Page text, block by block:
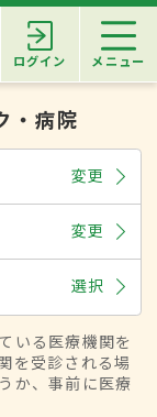
ログイン メニュー
・病院
変更
変更
選択
いる医療機関を
を受診される場
か、事前に医療